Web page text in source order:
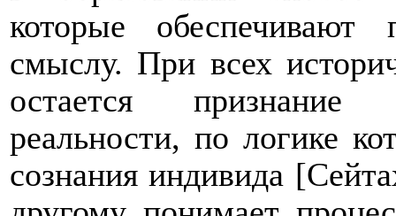
которые обеспечивают
смыслу. При всех
остается признание
реальности, по логике
сознания индивида